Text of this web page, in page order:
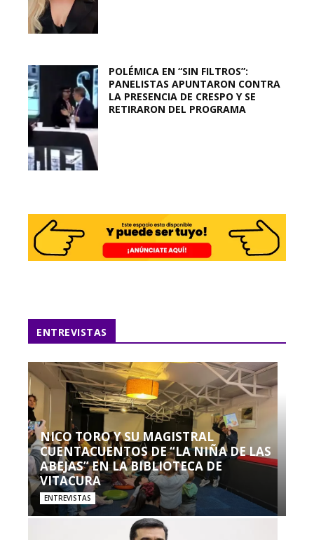
POLÉMICA EN “SIN FILTROS”:
PANELISTAS APUNTARON CONTRA
LA PRESENCIA DE CRESPO Y SE
RETIRARON DEL PROGRAMA
ENTREVISTAS
NICO TORO Y SU MAGISTRAL
CUENTACUENTOS DE “LA NIÑA DE LAS
ABEJAS” EN LA BIBLIOTECA DE
VITACURA
ENTREVISTAS